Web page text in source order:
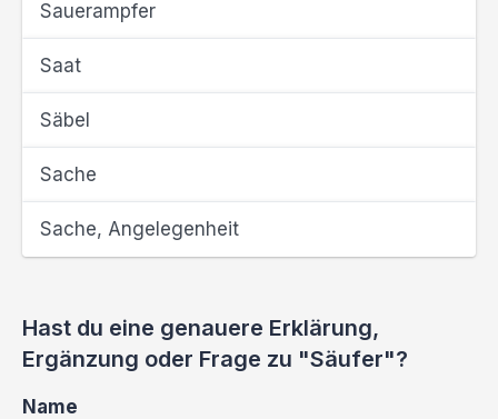
Sauerampfer
Saat
Säbel
Sache
Sache, Angelegenheit
Hast du eine genauere Erklärung,
Ergänzung oder Frage zu "Säufer"?
Name